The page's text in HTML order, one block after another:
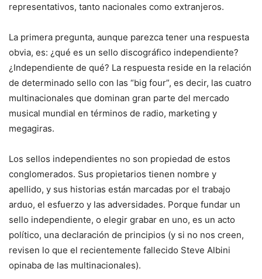
representativos, tanto nacionales como extranjeros.
La primera pregunta, aunque parezca tener una respuesta
obvia, es: ¿qué es un sello discográfico independiente?
¿Independiente de qué? La respuesta reside en la relación
de determinado sello con las “big four”, es decir, las cuatro
multinacionales que dominan gran parte del mercado
musical mundial en términos de radio, marketing y
megagiras.
Los sellos independientes no son propiedad de estos
conglomerados. Sus propietarios tienen nombre y
apellido, y sus historias están marcadas por el trabajo
arduo, el esfuerzo y las adversidades. Porque fundar un
sello independiente, o elegir grabar en uno, es un acto
político, una declaración de principios (y si no nos creen,
revisen lo que el recientemente fallecido Steve Albini
opinaba de las multinacionales).